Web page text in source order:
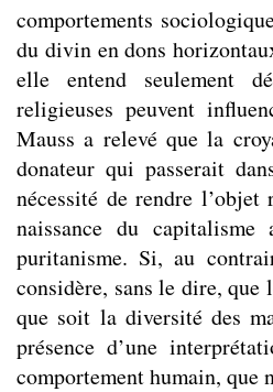
comportements
du divin en dons
elle entend seulement
religieuses peuvent
Mauss a relevé que la
donateur qui passerait
nécessité de rendre
naissance du
puritanisme. Si, au
considère, sans le dire,
que soit la diversité des
présence d’une
comportement humain, que